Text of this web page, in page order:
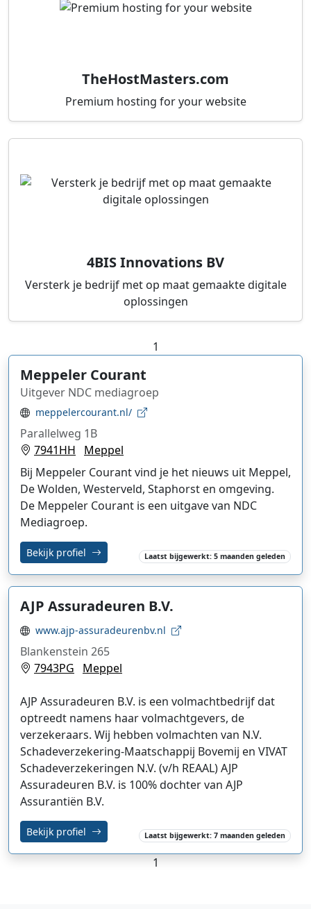
TheHostMasters.com
Premium hosting for your website
4BIS Innovations BV
Versterk je bedrijf met op maat gemaakte digitale
oplossingen
1
Meppeler Courant
Uitgever NDC mediagroep
meppelercourant.nl/
Parallelweg 1B
7941HH
Meppel
Bij Meppeler Courant vind je het nieuws uit Meppel,
De Wolden, Westerveld, Staphorst en omgeving.
De Meppeler Courant is een uitgave van NDC
Mediagroep.
Bekijk profiel Laatst bijgewerkt: 5 maanden geleden
AJP Assuradeuren B.V.
www.ajp-assuradeurenbv.nl
Blankenstein 265
7943PG
Meppel
AJP Assuradeuren B.V. is een volmachtbedrijf dat
optreedt namens haar volmachtgevers, de
verzekeraars. Wij hebben volmachten van N.V.
Schadeverzekering-Maatschappij Bovemij en VIVAT
Schadeverzekeringen N.V. (v/h REAAL) AJP
Assuradeuren B.V. is 100% dochter van AJP
Assurantiën B.V.
Bekijk profiel Laatst bijgewerkt: 7 maanden geleden
1